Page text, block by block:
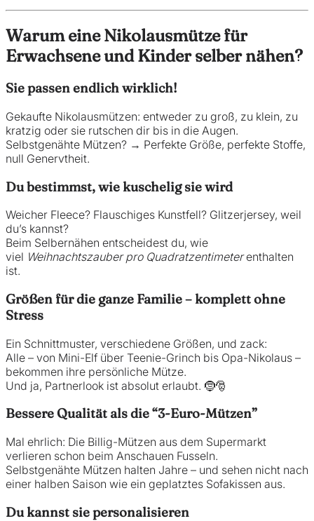
Warum eine Nikolausmütze für
Erwachsene und Kinder selber nähen?
Sie passen endlich wirklich!
Gekaufte Nikolausmützen: entweder zu groß, zu klein, zu
kratzig oder sie rutschen dir bis in die Augen.
Selbstgenähte Mützen? → Perfekte Größe, perfekte Stoffe,
null Genervtheit.
Du bestimmst, wie kuschelig sie wird
Weicher Fleece? Flauschiges Kunstfell? Glitzerjersey, weil
du’s kannst?
Beim Selbernähen entscheidest du, wie
viel Weihnachtszauber pro Quadratzentimeterenthalten
ist.
Größen für die ganze Familie – komplett ohne
Stress
Ein Schnittmuster, verschiedene Größen, und zack:
Alle – von Mini-Elf über Teenie-Grinch bis Opa-Nikolaus –
bekommen ihre persönliche Mütze.
Und ja, Partnerlook ist absolut erlaubt. 🤶🎅
Bessere Qualität als die “3-Euro-Mützen”
Mal ehrlich: Die Billig-Mützen aus dem Supermarkt
verlieren schon beim Anschauen Fusseln.
Selbstgenähte Mützen halten Jahre – und sehen nicht nach
einer halben Saison wie ein geplatztes Sofakissen aus.
Du kannst sie personalisieren